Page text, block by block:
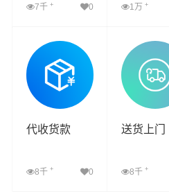
7千 + 0
查看详细
1万+
查看详细
代收货款
8千 + 0
送货上门
8千+